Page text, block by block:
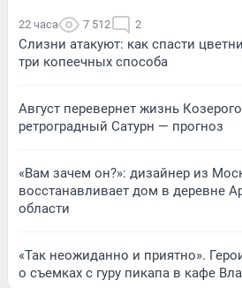
22 часа 7 512 2
Слизни атакуют: как спасти
три копеечных способа
Август перевернет жизнь
ретроградный Сатурн — прогноз
«Вам зачем он?»: дизайнер из
восстанавливает дом в деревне
области
«Так неожиданно и приятно».
о съемках с гуру пикапа в кафе